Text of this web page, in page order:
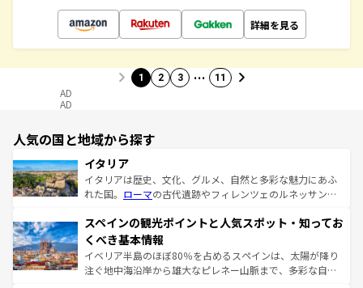
詳細を見る
1 2 3 … 11
AD
AD
人気の国と地域から探す
イタリア
イタリアは歴史、文化、グルメ、自然と多彩な魅力にあふ
れた国。 ローマの古代遺跡やフィレンツェのルネッサンス
ろん、トスカーナの美しい田園風景やアマルフィ海岸の絶
景など、自然景観も見逃せない。観光の合間には、本場の
ピザやパスタなど、絶品のイタリア料理を堪能することも
できる。朝目覚めてから夜眠るまで、すべての瞬間を楽し
スペインの観光ポイントと人気スポット・知ってお
くべき基本情報
イベリア半島のほぼ80％を占めるスペインは、太陽が降り
注ぐ地中海沿岸から雄大なピレネー山脈まで、多彩な自然